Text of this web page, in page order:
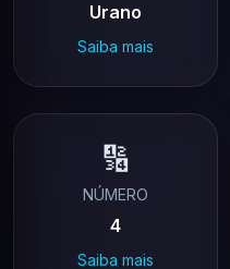
Urano
Saiba mais
🔢
NÚMERO
4
Saiba mais